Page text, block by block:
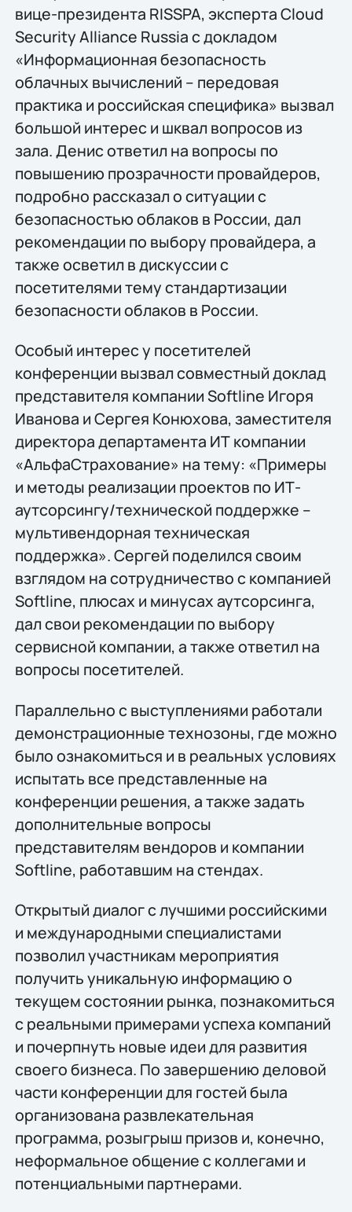
вице-президента RISSPA, эксперта Cloud
Security Alliance Russia с докладом
«Информационная безопасность
облачных вычислений – передовая
практика и российская специфика» вызвал
большой интерес и шквал вопросов из
зала. Денис ответил на вопросы по
повышению прозрачности провайдеров,
подробно рассказал о ситуации с
безопасностью облаков в России, дал
рекомендации по выбору провайдера, а
также осветил в дискуссии с
посетителями тему стандартизации
безопасности облаков в России.
Особый интерес у посетителей
конференции вызвал совместный доклад
представителя компании Softline Игоря
Иванова и Сергея Конюхова, заместителя
директора департамента ИТ компании
«АльфаСтрахование» на тему: «Примеры
и методы реализации проектов по ИТ-
аутсорсингу/технической поддержке –
мультивендорная техническая
поддержка». Сергей поделился своим
взглядом на сотрудничество с компанией
Softline, плюсах и минусах аутсорсинга,
дал свои рекомендации по выбору
сервисной компании, а также ответил на
вопросы посетителей.
Параллельно с выступлениями работали
демонстрационные технозоны, где можно
было ознакомиться и в реальных условиях
испытать все представленные на
конференции решения, а также задать
дополнительные вопросы
представителям вендоров и компании
Softline, работавшим на стендах.
Открытый диалог с лучшими российскими
и международными специалистами
позволил участникам мероприятия
получить уникальную информацию о
текущем состоянии рынка, познакомиться
с реальными примерами успеха компаний
и почерпнуть новые идеи для развития
своего бизнеса. По завершению деловой
части конференции для гостей была
организована развлекательная
программа, розыгрыш призов и, конечно,
неформальное общение с коллегами и
потенциальными партнерами.